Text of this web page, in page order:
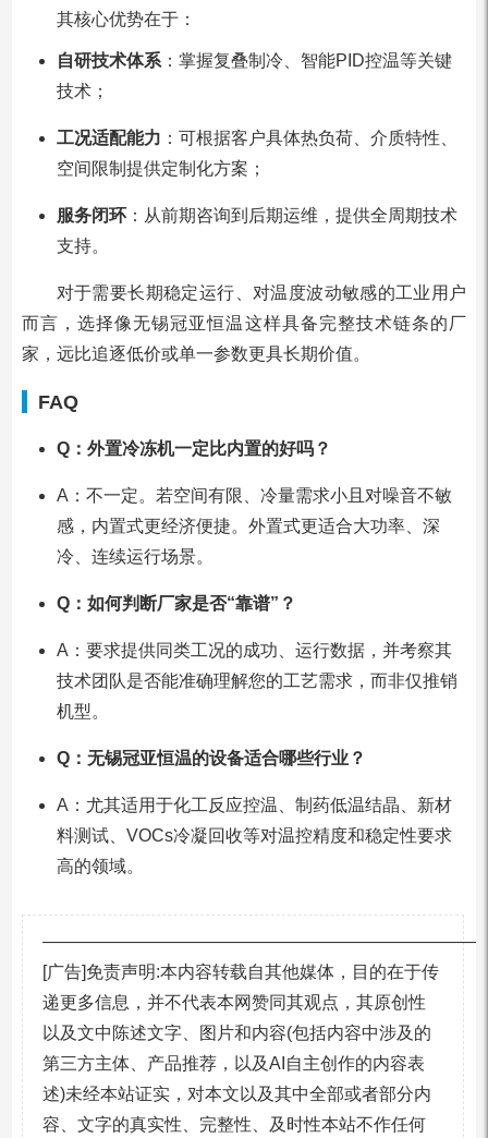
其核心优势在于：
自研技术体系：掌握复叠制冷、智能PID控温等关键
技术；
工况适配能力 ：可根据客户具体热负荷、介质特性、
空间限制提供定制化方案；
服务闭环：从前期咨询到后期运维，提供全周期技术
支持。
对于需要长期稳定运行、对温度波动敏感的工业用户
而言，选择像无锡冠亚恒温这样具备完整技术链条的厂
家，远比追逐低价或单一参数更具长期价值。
FAQ
Q：外置冷冻机一定比内置的好吗？
A：不一定。若空间有限、冷量需求小且对噪音不敏
感，内置式更经济便捷。外置式更适合大功率、深
冷、连续运行场景。
Q：如何判断厂家是否“靠谱”？
A：要求提供同类工况的成功、运行数据，并考察其
技术团队是否能准确理解您的工艺需求，而非仅推销
机型。
Q：无锡冠亚恒温的设备适合哪些行业？
A：尤其适用于化工反应控温、制药低温结晶、新材
料测试、VOCs冷凝回收等对温控精度和稳定性要求
高的领域。
[广告]免责声明:本内容转载自其他媒体，目的在于传
递更多信息，并不代表本网赞同其观点，其原创性
以及文中陈述文字、图片和内容(包括内容中涉及的
第三方主体、产品推荐，以及AI自主创作的内容表
述)未经本站证实，对本文以及其中全部或者部分内
容、文字的真实性、完整性、及时性本站不作任何